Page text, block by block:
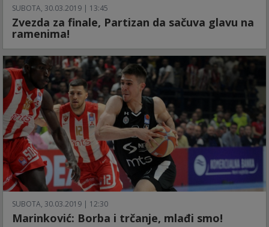
SUBOTA, 30.03.2019 | 13:45
Zvezda za finale, Partizan da sačuva glavu na
ramenima!
SUBOTA, 30.03.2019 | 12:30
Marinković: Borba i trčanje, mlađi smo!